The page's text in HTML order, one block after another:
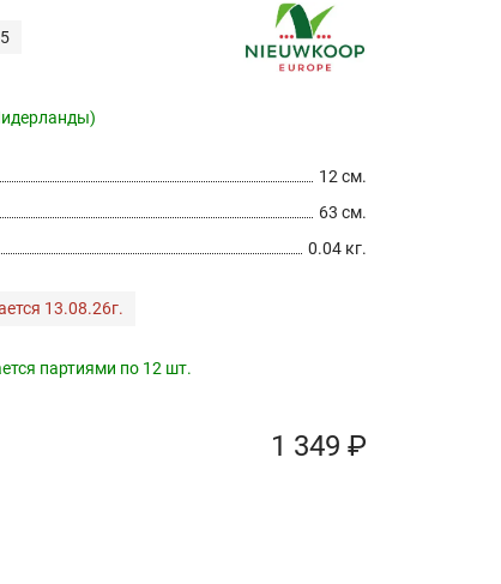
12 см.
63 см.
0.04 кг.
13.08.26г.
партиями по 12 шт.
1 349 ₽